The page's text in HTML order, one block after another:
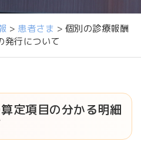
> 患者さま > 個別の診療報酬
発行について
定項目の分かる明細